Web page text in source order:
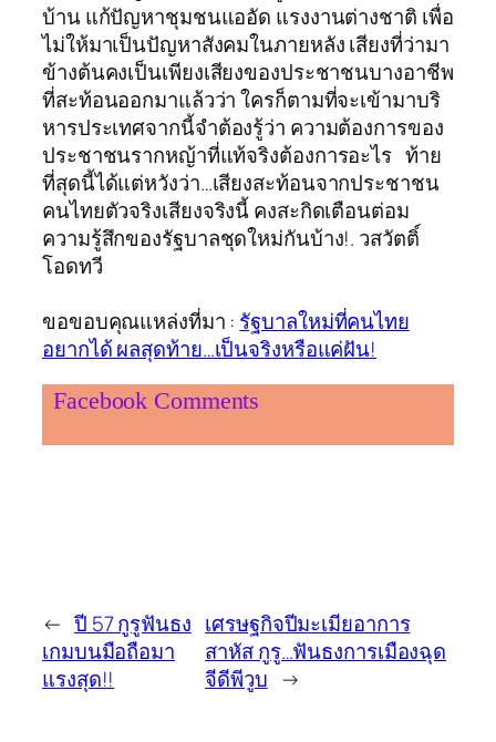
บ้าน แก้ปัญหาชุมชนแออัด แรงงานต่างชาติ เพื่อ
ไม่ให้มาเป็นปัญหาสังคมในภายหลัง เสียงที่ว่ามา
ข้างต้นคงเป็นเพียงเสียงของประชาชนบางอาชีพ
ที่สะท้อนออกมาแล้วว่า ใครก็ตามที่จะเข้ามาบริ
หารประเทศจากนี้จำต้องรู้ว่า ความต้องการของ
ประชาชนรากหญ้าที่แท้จริงต้องการอะไร ท้าย
ที่สุดนี้ได้แต่หวังว่า…เสียงสะท้อนจากประชาชน
คนไทยตัวจริงเสียงจริงนี้ คงสะกิดเตือนต่อม
ความรู้สึกของรัฐบาลชุดใหม่กันบ้าง!. วสวัตติ์
โอดทวี
ขอขอบคุณแหล่งที่มา : รัฐบาลใหม่ที่คนไทย
อยากได้ ผลสุดท้าย…เป็นจริงหรือแค่ฝัน!
Facebook Comments
← ปี 57 กูรูฟันธง
เกมบนมือถือมา
แรงสุด!!
เศรษฐกิจปีมะเมียอาการ
สาหัส กูรู…ฟันธงการเมืองฉุด
จีดีพีวูบ →